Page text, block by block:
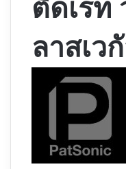
ติดเรท
ลาสเว